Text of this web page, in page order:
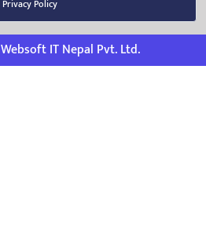
Privacy Policy
Websoft IT Nepal Pvt. Ltd.